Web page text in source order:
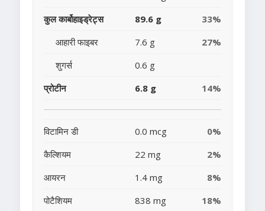
कुल कार्बोहाइड्रेट्स
89.6 g
33%
आहारी फाइबर
7.6 g
27%
शुगर्स
0.6 g
प्रोटीन
6.8 g 14%
विटामिन डी 0.0 mcg
0%
कैल्शियम
22 mg
2%
आयरन
1.4 mg
8%
पोटैशियम
838 mg 18%